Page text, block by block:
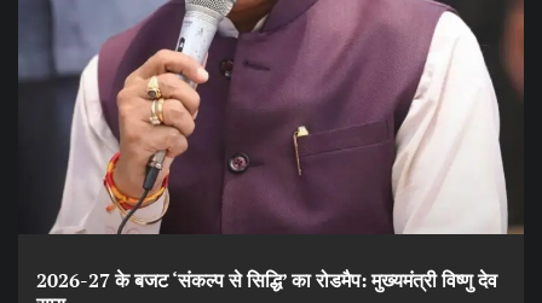
2026-27 के बजट ‘संकल्प से सिद्धि’ का रोडमैप: मुख्यमंत्री विष्णु देव